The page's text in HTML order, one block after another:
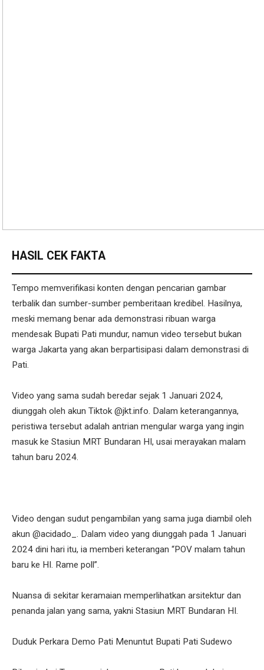
HASIL CEK FAKTA
Tempo memverifikasi konten dengan pencarian gambar
terbalik dan sumber-sumber pemberitaan kredibel. Hasilnya,
meski memang benar ada demonstrasi ribuan warga
mendesak Bupati Pati mundur, namun video tersebut bukan
warga Jakarta yang akan berpartisipasi dalam demonstrasi di
Pati.
Video yang sama sudah beredar sejak 1 Januari 2024,
diunggah oleh akun Tiktok @jkt.info. Dalam keterangannya,
peristiwa tersebut adalah antrian mengular warga yang ingin
masuk ke Stasiun MRT Bundaran HI, usai merayakan malam
tahun baru 2024.
Video dengan sudut pengambilan yang sama juga diambil oleh
akun @acidado_. Dalam video yang diunggah pada 1 Januari
2024 dini hari itu, ia memberi keterangan “POV malam tahun
baru ke HI. Rame poll”.
Nuansa di sekitar keramaian memperlihatkan arsitektur dan
penanda jalan yang sama, yakni Stasiun MRT Bundaran HI.
Duduk Perkara Demo Pati Menuntut Bupati Pati Sudewo